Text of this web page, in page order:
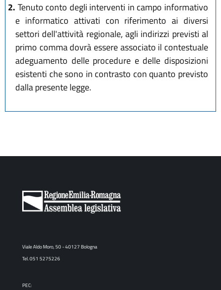
2. Tenuto conto degli interventi in campo informativo
e informatico attivati con riferimento ai diversi
settori dell'attività regionale, agli indirizzi previsti al
primo comma dovrà essere associato il contestuale
adeguamento delle procedure e delle disposizioni
esistenti che sono in contrasto con quanto previsto
dalla presente legge.
Viale Aldo Moro, 50 - 40127 Bologna
Tel. 051 5275226
PEC: